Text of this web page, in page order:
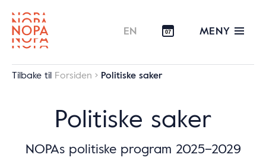
EN 07 MENY
Tilbake til Forsiden Politiske saker
Politiske saker
NOPAs politiske program 2025–2029